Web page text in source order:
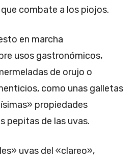
combate a los piojos.
en marcha
usos gastronómicos,
de orujo o
como unas galletas
propiedades
pepitas de las uvas.
uvas del «clareo»,